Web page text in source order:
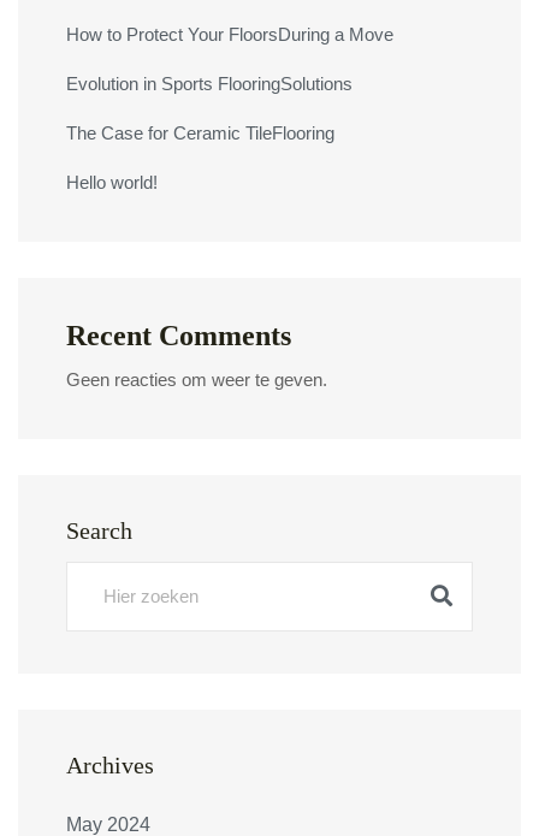
How to Protect Your FloorsDuring a Move
Evolution in Sports FlooringSolutions
The Case for Ceramic TileFlooring
Hello world!
Recent Comments
Geen reacties om weer te geven.
Search
Archives
May 2024